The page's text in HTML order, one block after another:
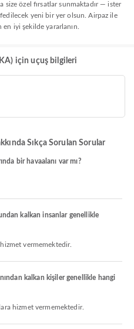
size özel fırsatlar sunmaktadır — ister
yeni bir yer olsun. Airpaz ile
iyi şekilde yararlanın.
için uçuş bilgileri
Sıkça Sorulan Sorular
bir havaalanı var mı?
kalkan insanlar genellikle
hizmet vermemektedir.
kalkan kişiler genellikle hangi
hizmet vermemektedir.